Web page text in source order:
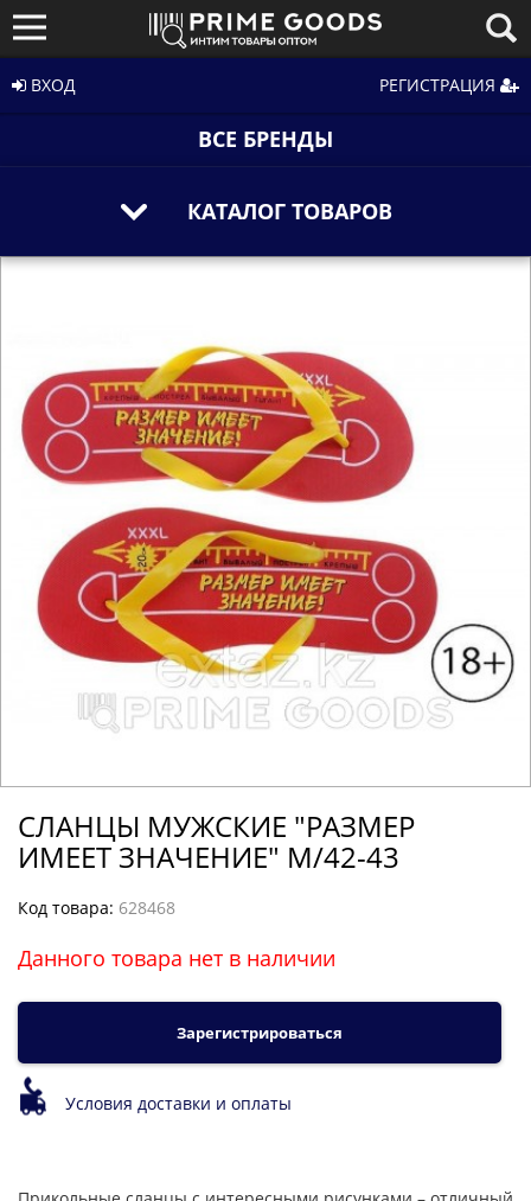
ВХОД РЕГИСТРАЦИЯ
ВСЕ БРЕНДЫ
КАТАЛОГ ТОВАРОВ
СЛАНЦЫ МУЖСКИЕ "РАЗМЕР
ИМЕЕТ ЗНАЧЕНИЕ" M/42-43
Код товара: 628468
Данного товара нет в наличии
Зарегистрироваться
Условия доставки и оплаты